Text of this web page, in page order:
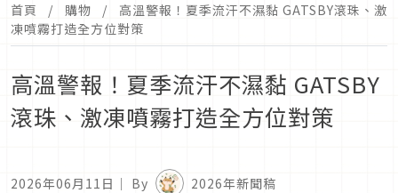
首頁 購物
高溫警報！夏季流汗不濕黏 GATSBY滾珠、激
凍噴霧打造全方位對策
高溫警報！夏季流汗不濕黏 GATSBY
滾珠、激凍噴霧打造全方位對策
2026年06月11日 ｜ By 2026年新聞稿